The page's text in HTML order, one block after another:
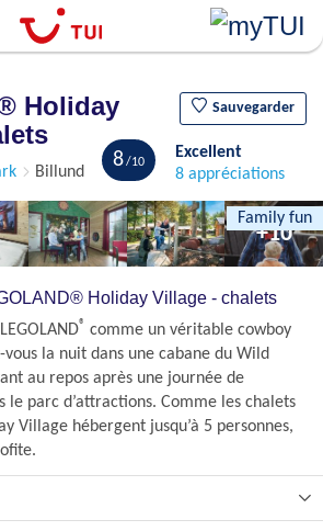
Holiday
Sauvegarder
Billund
Family fun
8
Excellent
8 appréciations
+10
Holiday Village - chalets
® comme un véritable cowboy
la nuit dans une cabane du Wild
au repos après une journée de
le parc d’attractions. Comme les chalets
Village hébergent jusqu’à 5 personnes,